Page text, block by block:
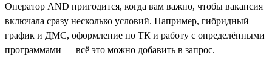
Оператор AND пригодится, когда вам важно, чтобы вакансия
включала сразу несколько условий. Например, гибридный
график и ДМС, оформление по ТК и работу с определёнными
программами — всё это можно добавить в запрос.